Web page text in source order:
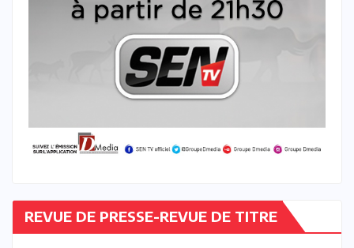
REVUE DE PRESSE-REVUE DE TITRE